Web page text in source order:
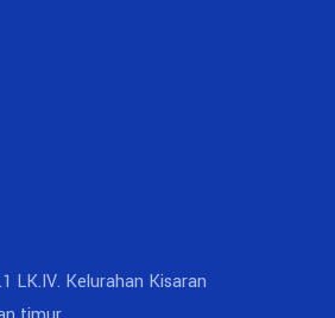
LK.IV. Kelurahan Kisaran